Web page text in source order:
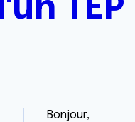
TEP
Bonjour,